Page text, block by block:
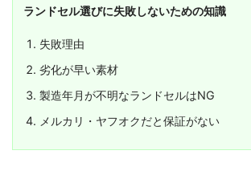
ランドセル選びに失敗しないための知識
失敗理由
劣化が早い素材
製造年月が不明なランドセルはNG
メルカリ・ヤフオクだと保証がない